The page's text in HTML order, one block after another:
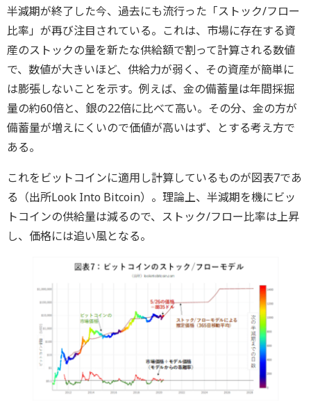
半減期が終了した今、過去にも流行った「ストック/フロー
比率」が再び注目されている。これは、市場に存在する資
産のストックの量を新たな供給額で割って計算される数値
で、数値が大きいほど、供給力が弱く、その資産が簡単に
は膨張しないことを示す。例えば、金の備蓄量は年間採掘
量の約60倍と、銀の22倍に比べて高い。その分、金の方が
備蓄量が増えにくいので価値が高いはず、とする考え方で
ある。
これをビットコインに適用し計算しているものが図表7であ
る（出所Look Into Bitcoin）。理論上、半減期を機にビッ
トコインの供給量は減るので、ストック/フロー比率は上昇
し、価格には追い風となる。